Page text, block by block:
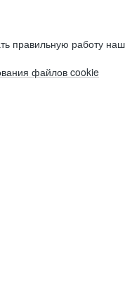
работу
файлов cookie